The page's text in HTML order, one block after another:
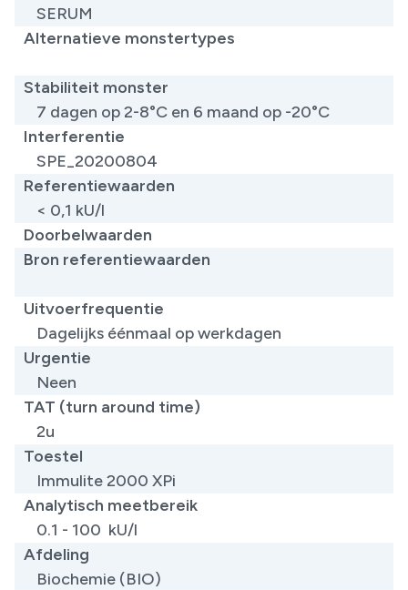
SERUM
Alternatieve monstertypes
Stabiliteit monster
7 dagen op 2-8°C en 6 maand op -20°C
Interferentie
SPE_20200804
Referentiewaarden
< 0,1 kU/l
Doorbelwaarden
Bron referentiewaarden
Uitvoerfrequentie
Dagelijks éénmaal op werkdagen
Urgentie
Neen
TAT (turn around time)
2u
Toestel
Immulite 2000 XPi
Analytisch meetbereik
0.1 - 100 kU/l
Afdeling
Biochemie (BIO)